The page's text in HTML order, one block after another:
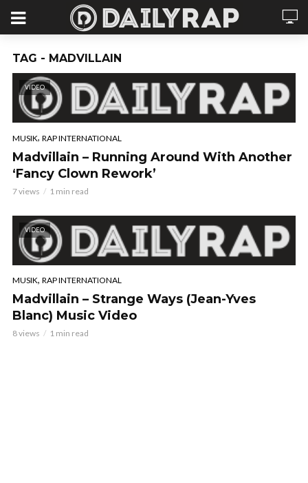
TAG - MADVILLAIN
VIDEO
MUSIK, RAP INTERNATIONAL
Madvillain – Running Around With Another
‘Fancy Clown Rework’
7 views 1 min read
VIDEO
MUSIK, RAP INTERNATIONAL
Madvillain – Strange Ways (Jean-Yves
Blanc) Music Video
8 views 1 min read